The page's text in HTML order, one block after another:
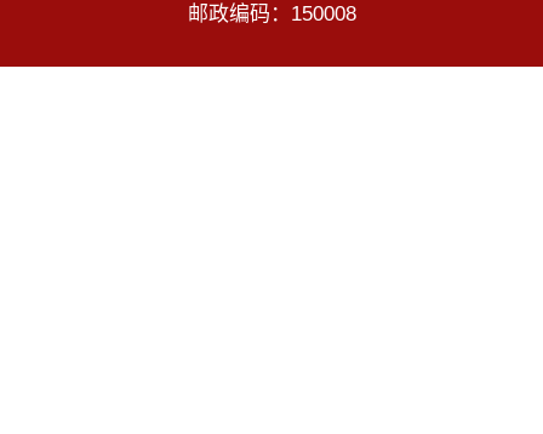
邮政编码：150008